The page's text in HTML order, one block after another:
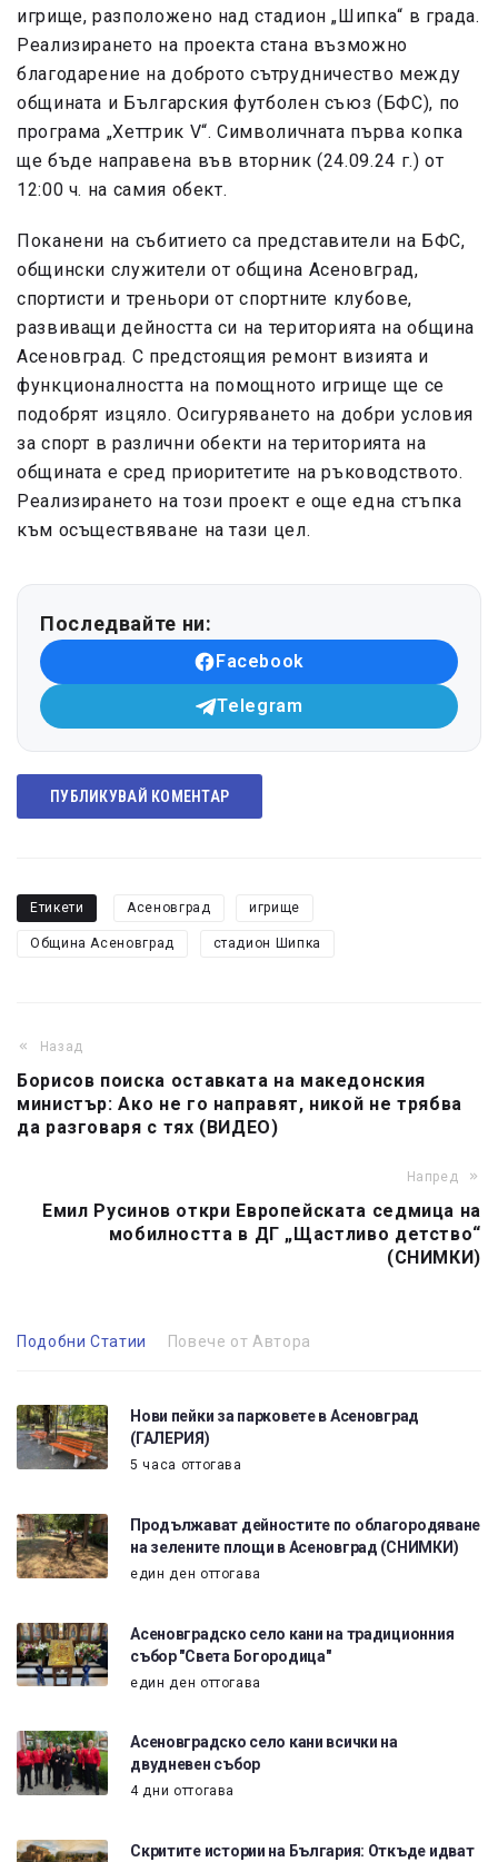
игрище, разположено над стадион „Шипка“ в града.
Реализирането на проекта стана възможно
благодарение на доброто сътрудничество между
общината и Българския футболен съюз (БФС), по
програма „Хеттрик V“. Символичната първа копка
ще бъде направена във вторник (24.09.24 г.) от
12:00 ч. на самия обект.
Поканени на събитието са представители на БФС,
общински служители от община Асеновград,
спортисти и треньори от спортните клубове,
развиващи дейността си на територията на община
Асеновград. С предстоящия ремонт визията и
функционалността на помощното игрище ще се
подобрят изцяло. Осигуряването на добри условия
за спорт в различни обекти на територията на
общината е сред приоритетите на ръководството.
Реализирането на този проект е още една стъпка
към осъществяване на тази цел.
Последвайте ни:
Facebook
Telegram
ПУБЛИКУВАЙ КОМЕНТАР
Етикети Асеновград игрище
Община Асеновград стадион Шипка
Назад
Борисов поиска оставката на македонския
министър: Ако не го направят, никой не трябва
да разговаря с тях (ВИДЕО)
Напред
Емил Русинов откри Европейската седмица на
мобилността в ДГ „Щастливо детство“
(СНИМКИ)
Подобни Статии Повече от Автора
Нови пейки за парковете в Асеновград
(ГАЛЕРИЯ)
5 часа оттогава
Продължават дейностите по облагородяване
на зелените площи в Асеновград (СНИМКИ)
един ден оттогава
Асеновградско село кани на традиционния
събор "Света Богородица"
един ден оттогава
Асеновградско село кани всички на
двудневен събор
4 дни оттогава
Скритите истории на България: Откъде идват